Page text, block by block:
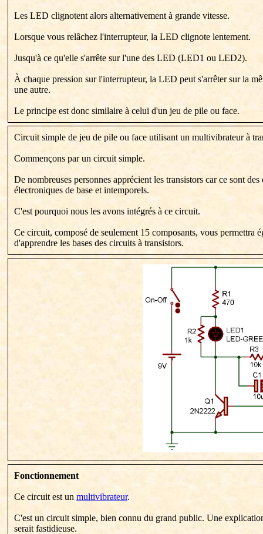
Les LED clignotent alors alternativement à grande vitesse.
Lorsque vous relâchez l'interrupteur, la LED clignote lentement.
Jusqu'à ce qu'elle s'arrête sur l'une des LED (LED1 ou LED2).
À chaque pression sur l'interrupteur, la LED peut s'arrêter sur la
une autre.
Le principe est donc similaire à celui d'un jeu de pile ou face.
Circuit simple de jeu de pile ou face utilisant un multivibrateur à
Commençons par un circuit simple.
De nombreuses personnes apprécient les transistors car ce sont des
électroniques de base et intemporels.
C'est pourquoi nous les avons intégrés à ce circuit.
Ce circuit, composé de seulement 15 composants, vous permettra
d'apprendre les bases des circuits à transistors.
Fonctionnement
Ce circuit est un multivibrateur.
C'est un circuit simple, bien connu du grand public. Une
serait fastidieuse.